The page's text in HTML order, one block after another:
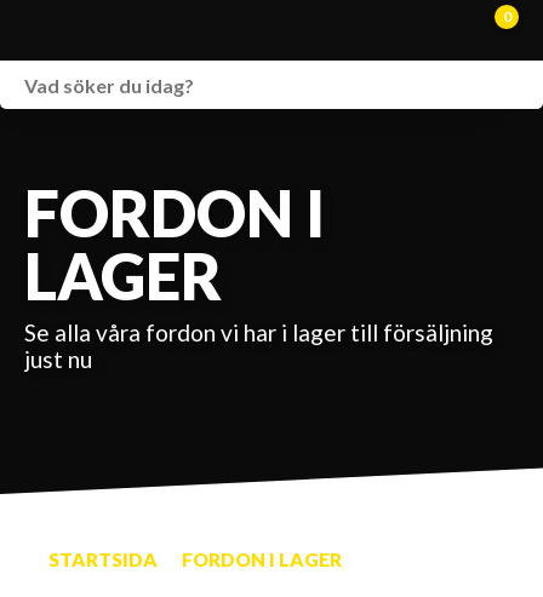
0
VÅRA BRANDS
FORDON I
LAGER
Se alla våra fordon vi har i lager till försäljning
just nu
STARTSIDA FORDON I LAGER